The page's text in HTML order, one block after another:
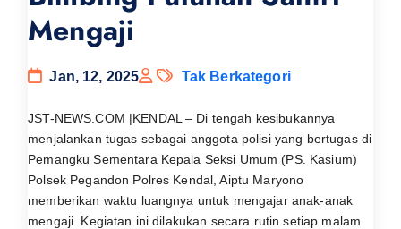
Mengaji
Jan, 12, 2025 Tak Berkategori
JST-NEWS.COM |KENDAL – Di tengah kesibukannya
menjalankan tugas sebagai anggota polisi yang bertugas di
Pemangku Sementara Kepala Seksi Umum (PS. Kasium)
Polsek Pegandon Polres Kendal, Aiptu Maryono
memberikan waktu luangnya untuk mengajar anak-anak
mengaji. Kegiatan ini dilakukan secara rutin setiap malam